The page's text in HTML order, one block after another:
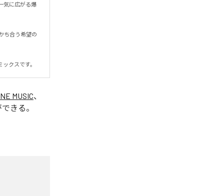
気に広がる爆
ち合う希望の
クスです。
MUSIC、
きる。